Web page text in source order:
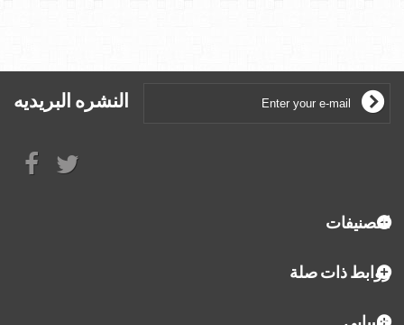
النشره البريديه
التصنيفات
روابط ذات صلة